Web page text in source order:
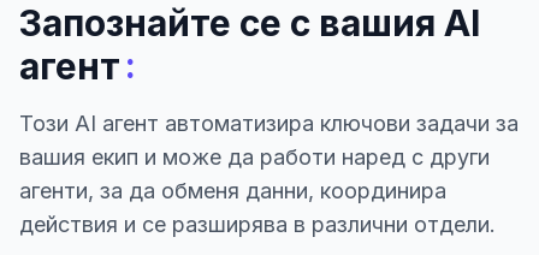
Запознайте се с вашия AI
агент:
Този AI агент автоматизира ключови задачи за
вашия екип и може да работи наред с други
агенти, за да обменя данни, координира
действия и се разширява в различни отдели.